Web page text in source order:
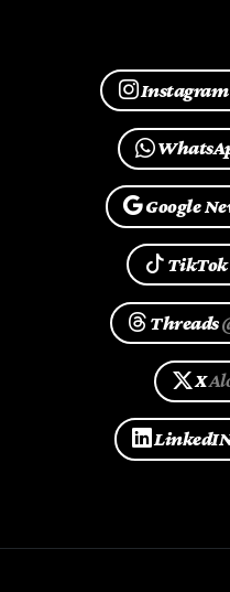
Instagram
Google
TikTok
Threads
X